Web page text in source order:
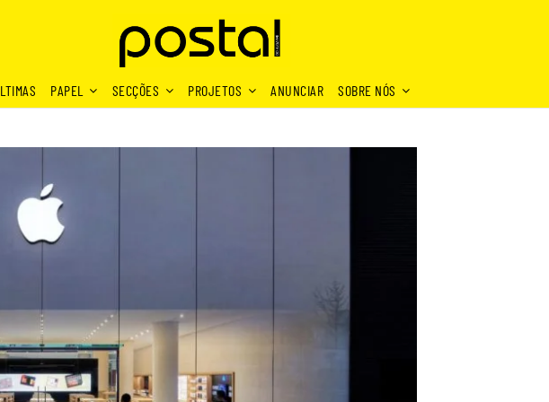
PAPEL SECÇÕES PROJETOS ANUNCIAR SOBRE NÓS